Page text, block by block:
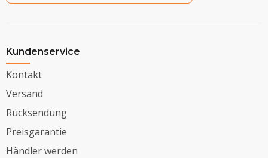
Kundenservice
Kontakt
Versand
Rücksendung
Preisgarantie
Händler werden